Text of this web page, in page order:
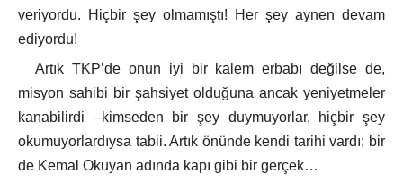
veriyordu. Hiçbir şey olmamıştı! Her şey aynen devam
ediyordu!
Artık TKP’de onun iyi bir kalem erbabı değilse de,
misyon sahibi bir şahsiyet olduğuna ancak yeniyetmeler
kanabilirdi –kimseden bir şey duymuyorlar, hiçbir şey
okumuyorlardıysa tabii. Artık önünde kendi tarihi vardı; bir
de Kemal Okuyan adında kapı gibi bir gerçek…